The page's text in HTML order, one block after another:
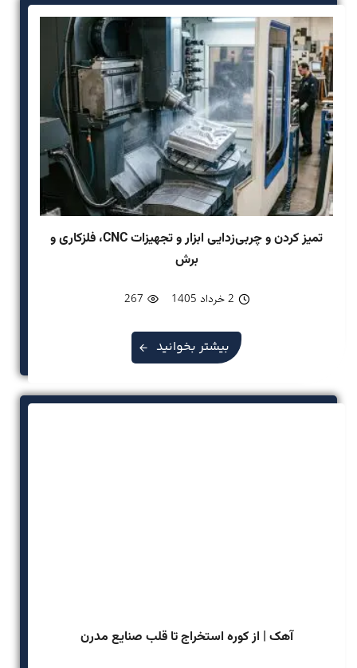
تمیز کردن و چربی‌زدایی ابزار و تجهیزات CNC، فلزکاری و
برش
2 خرداد 1405 267
بیشتر بخوانید
آهک | از کوره استخراج تا قلب صنایع مدرن